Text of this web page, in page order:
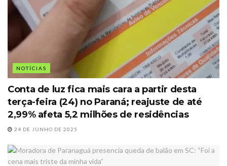
NOTÍCIAS
Conta de luz fica mais cara a partir desta
terça-feira (24) no Paraná; reajuste de até
2,99% afeta 5,2 milhões de residências
24 DE JUNHO DE 2025